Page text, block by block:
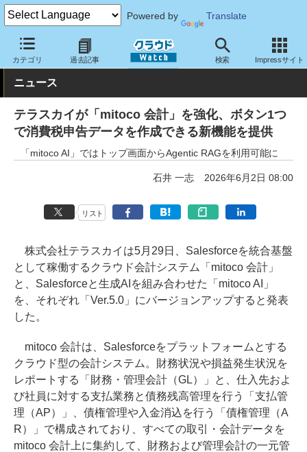
Powered by Translate
カテゴリ 過去記事 検索 Impressサイト
クラウド Watch サービス・ソフト サービス 業務関連
ニュース
テラスカイが「mitoco 会計」を強化、ボタン1つ
で消費税申告データを作成できる新機能を提供
「mitoco AI」ではトップ画面からAgentic RAGを利用可能に
石井 一志 2026年6月2日 08:00
リスト
株式会社テラスカイは5月29日、Salesforceを統合基盤
として稼働するクラウド会計システム「mitoco 会計」
と、Salesforceと生成AIを組み合わせた「mitoco AI」
を、それぞれ「Ver.5.0」にバージョンアップすると発表
した。
mitoco 会計は、Salesforceをプラットフォームとする
クラウド型の会計システム。財務状況や損益発生状況を
レポートする「財務・管理会計（GL）」と、仕入先およ
び社員に対する支払業務と債務残高管理を行う「支払管
理（AP）」、債権管理や入金消込を行う「債権管理（A
R）」で構成されており、すべての取引・会計データを
mitoco 会計上に集約して、財務および管理会計の一元管